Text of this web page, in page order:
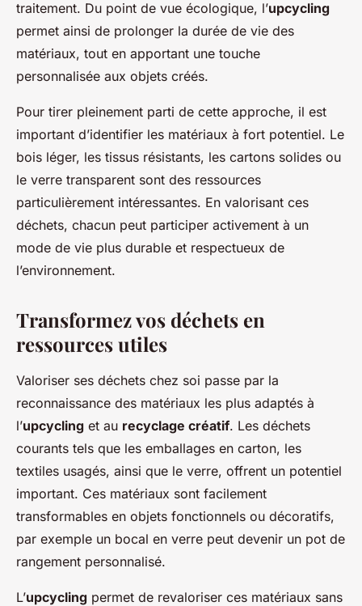
traitement. Du point de vue écologique, l’upcycling
permet ainsi de prolonger la durée de vie des
matériaux, tout en apportant une touche
personnalisée aux objets créés.
Pour tirer pleinement parti de cette approche, il est
important d’identifier les matériaux à fort potentiel. Le
bois léger, les tissus résistants, les cartons solides ou
le verre transparent sont des ressources
particulièrement intéressantes. En valorisant ces
déchets, chacun peut participer activement à un
mode de vie plus durable et respectueux de
l’environnement.
Transformez vos déchets en
ressources utiles
Valoriser ses déchets chez soi passe par la
reconnaissance des matériaux les plus adaptés à
l’upcycling et au recyclage créatif. Les déchets
courants tels que les emballages en carton, les
textiles usagés, ainsi que le verre, offrent un potentiel
important. Ces matériaux sont facilement
transformables en objets fonctionnels ou décoratifs,
par exemple un bocal en verre peut devenir un pot de
rangement personnalisé.
L’upcycling permet de revaloriser ces matériaux sans